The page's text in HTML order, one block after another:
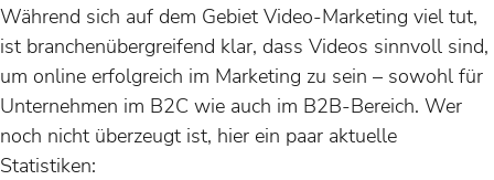
Während sich auf dem Gebiet Video-Marketing viel tut,
ist branchenübergreifend klar, dass Videos sinnvoll sind,
um online erfolgreich im Marketing zu sein – sowohl für
Unternehmen im B2C wie auch im B2B-Bereich. Wer
noch nicht überzeugt ist, hier ein paar aktuelle
Statistiken: